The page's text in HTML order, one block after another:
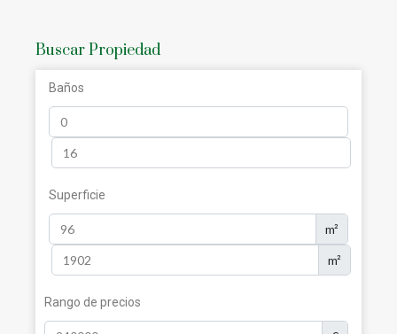
Buscar Propiedad
Baños
Superficie
m²
m²
Rango de precios